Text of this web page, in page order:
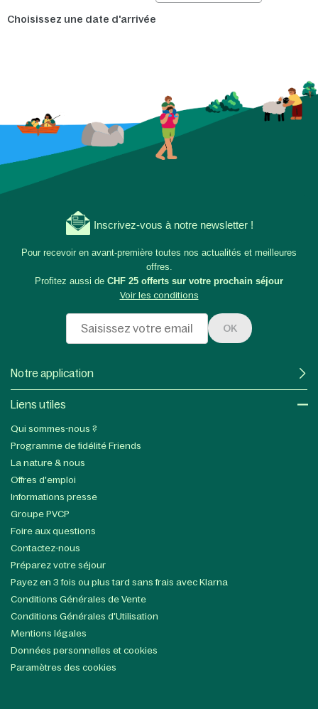
Choisissez une date d'arrivée
Inscrivez-vous à notre newsletter !
Pour recevoir en avant-première toutes nos actualités et meilleures
offres.
Profitez aussi de CHF 25 offerts sur votre prochain séjour
Voir les conditions
OK
Notre application
Liens utiles​
Qui sommes-nous ?
Programme de fidélité Friends
La nature & nous
Offres d'emploi
Informations presse
Groupe PVCP
Foire aux questions
Contactez-nous
Préparez votre séjour
Payez en 3 fois ou plus tard sans frais avec Klarna
Conditions Générales de Vente
Conditions Générales d'Utilisation
Mentions légales
Données personnelles et cookies
Paramètres des cookies